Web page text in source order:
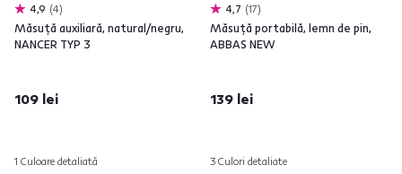
4,9 4
Măsuţă auxiliară, natural/negru,
NANCER TYP 3
109 lei
1 Culoare detaliată
4,7 17
Măsuţă portabilă, lemn de pin,
ABBAS NEW
139 lei
3 Culori detaliate